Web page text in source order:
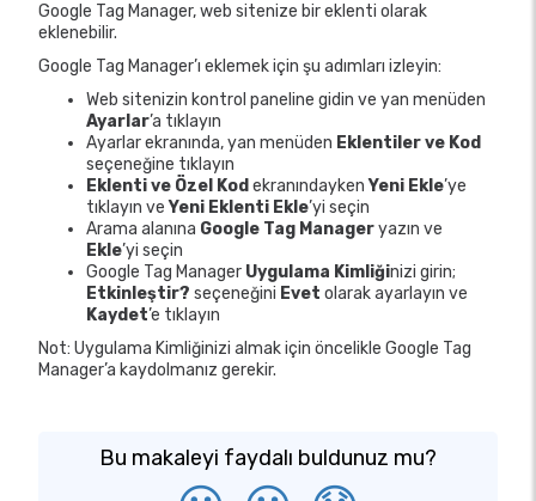
Google Tag Manager, web sitenize bir eklenti olarak
eklenebilir.
Google Tag Manager’ı eklemek için şu adımları izleyin:
Web sitenizin kontrol paneline gidin ve yan menüden
Ayarlar’a tıklayın
Ayarlar ekranında, yan menüden Eklentiler ve Kod
seçeneğine tıklayın
Eklenti ve Özel Kod ekranındaykenYeni Ekle’ye
tıklayın veYeni Eklenti Ekle’yi seçin
Arama alanına Google Tag Manageryazın ve
Ekle’yi seçin
Google Tag Manager Uygulama Kimliğinizi girin;
Etkinleştir? seçeneğini Evet olarak ayarlayın ve
Kaydet’e tıklayın
Not: Uygulama Kimliğinizi almak için öncelikle Google Tag
Manager’a kaydolmanız gerekir.
Bu makaleyi faydalı buldunuz mu?